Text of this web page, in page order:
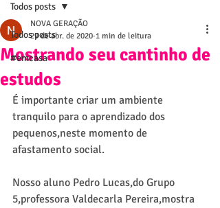
Todos posts
#emcasa
Todos posts
Mostrando seu cantinho de
estudos
NOVA GERAÇÃO
29 de abr. de 2020 1 min de leitura
É importante criar um ambiente
tranquilo para o aprendizado dos
pequenos,neste momento de
afastamento social.
Nosso aluno Pedro Lucas,do Grupo
5,professora Valdecarla Pereira,mostra